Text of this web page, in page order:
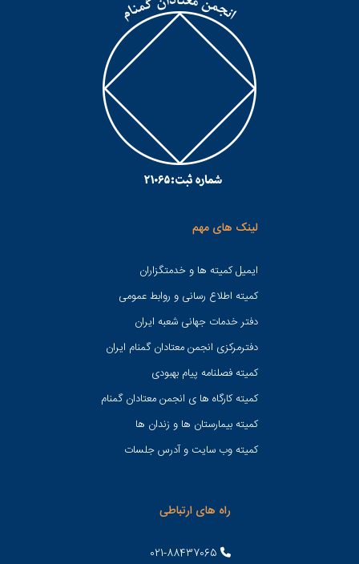
لینک های مهم
ایمیل کمیته ها و خدمتگزاران
کميته اطلاع رسانی و روابط عمومی
دفتر خدمات جهانی شعبه ايران
دفترمرکزی انجمن معتادان گمنام ایران
کمیته فصلنامه پیام بهبودی
کمیته کارگاه ها ی انجمن معتادان گمنام
کمیته بیمارستان ها و زندان ها
کمیته وب سایت و آدرس جلسات
راه های ارتباطی